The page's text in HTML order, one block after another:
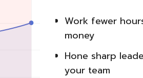
Work fewer
money
Hone sharp
your team